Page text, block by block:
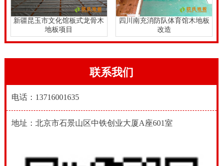
新疆昆玉市文化馆板式龙骨木
地板项目
四川南充消防队体育馆木地板
改造
联系我们
电话：13716001635
地址：北京市石景山区中铁创业大厦A座601室